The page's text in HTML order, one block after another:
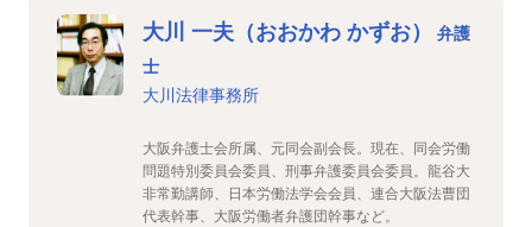
大川 一夫（おおかわ かずお）
弁護
士
大川法律事務所
大阪弁護士会所属、元同会副会長。現在、同会労働
問題特別委員会委員、刑事弁護委員会委員。龍谷大
非常勤講師、日本労働法学会会員、連合大阪法曹団
代表幹事、大阪労働者弁護団幹事など。